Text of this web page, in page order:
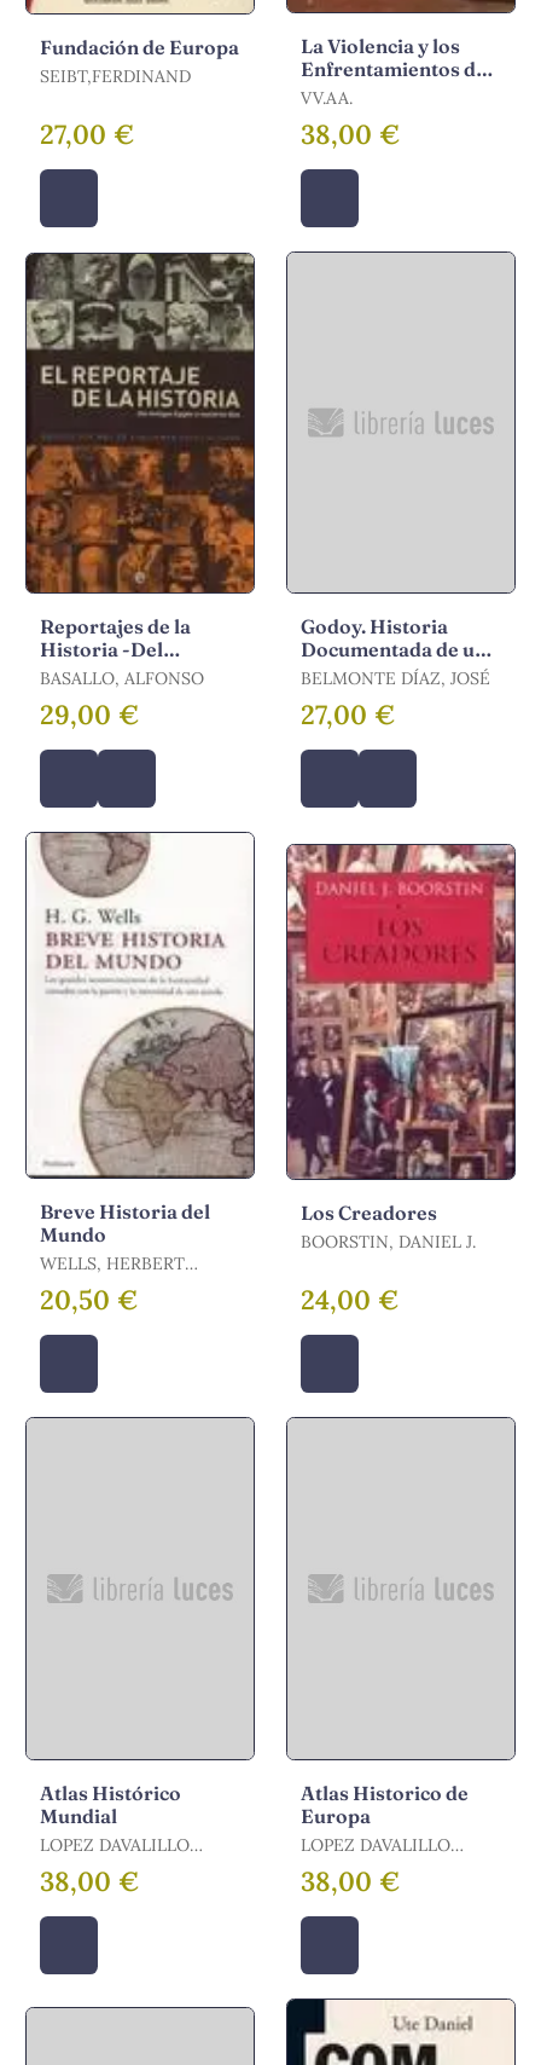
Fundación de Europa
SEIBT,FERDINAND
27,00 €
La Violencia y los
Enfrentamientos de
las Culturas
VV.AA.
38,00 €
Reportajes de la
Historia -Del
Antiguo Egipto Al Día
BASALLO, ALFONSO
29,00 €
Godoy. Historia
Documentada de un
Expolio
BELMONTE DÍAZ, JOSÉ
27,00 €
Breve Historia del
Mundo
WELLS, HERBERT
GEORGE
20,50 €
Los Creadores
BOORSTIN, DANIEL J.
24,00 €
Atlas Histórico
Mundial
LOPEZ DAVALILLO
LARREA
38,00 €
Atlas Historico de
Europa
LOPEZ DAVALILLO
LARREA
38,00 €